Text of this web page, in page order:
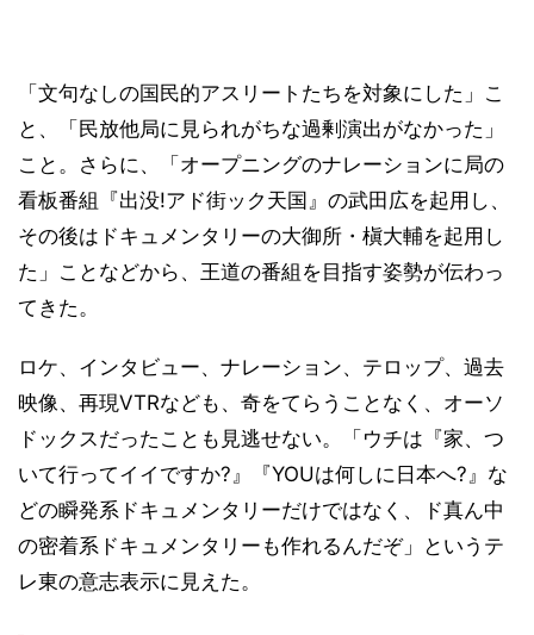
「文句なしの国民的アスリートたちを対象にした」こ
と、「民放他局に見られがちな過剰演出がなかった」
こと。さらに、「オープニングのナレーションに局の
看板番組『出没!アド街ック天国』の武田広を起用し、
その後はドキュメンタリーの大御所・槇大輔を起用し
た」ことなどから、王道の番組を目指す姿勢が伝わっ
てきた。
ロケ、インタビュー、ナレーション、テロップ、過去
映像、再現VTRなども、奇をてらうことなく、オーソ
ドックスだったことも見逃せない。「ウチは『家、つ
いて行ってイイですか?』『YOUは何しに日本へ?』な
どの瞬発系ドキュメンタリーだけではなく、ド真ん中
の密着系ドキュメンタリーも作れるんだぞ」というテ
レ東の意志表示に見えた。